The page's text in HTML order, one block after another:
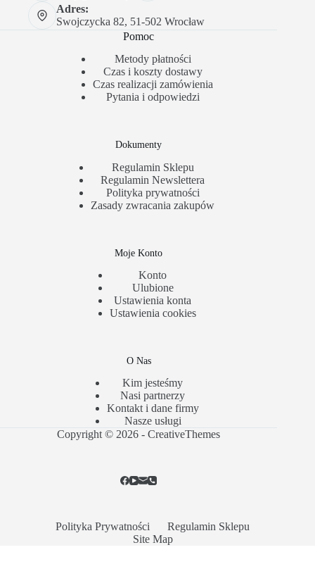
Adres:
Swojczycka 82, 51-502 Wrocław
Pomoc
Metody płatności
Czas i koszty dostawy
Czas realizacji zamówienia
Pytania i odpowiedzi
Dokumenty
Regulamin Sklepu
Regulamin Newslettera
Polityka prywatności
Zasady zwracania zakupów
Moje Konto
Konto
Ulubione
Ustawienia konta
Ustawienia cookies
O Nas
Kim jesteśmy
Nasi partnerzy
Kontakt i dane firmy
Nasze usługi
Copyright © 2026 -CreativeThemes
Polityka Prywatności
Regulamin Sklepu
Site Map